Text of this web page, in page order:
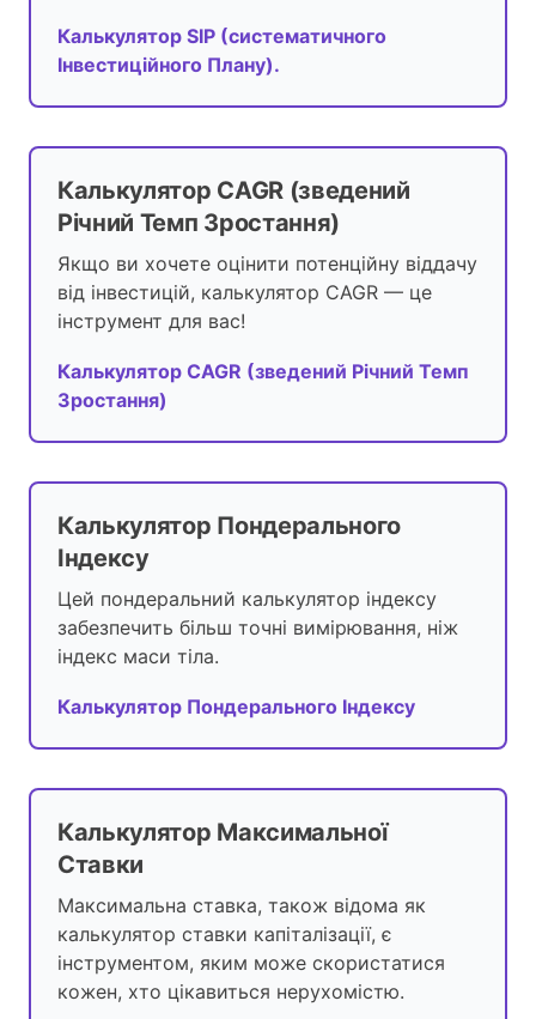
Калькулятор SIP (систематичного
Інвестиційного Плану).
Калькулятор CAGR (зведений
Річний Темп Зростання)
Якщо ви хочете оцінити потенційну віддачу
від інвестицій, калькулятор CAGR — це
інструмент для вас!
Калькулятор CAGR (зведений Річний Темп
Зростання)
Калькулятор Пондерального
Індексу
Цей пондеральний калькулятор індексу
забезпечить більш точні вимірювання, ніж
індекс маси тіла.
Калькулятор Пондерального Індексу
Калькулятор Максимальної
Ставки
Максимальна ставка, також відома як
калькулятор ставки капіталізації, є
інструментом, яким може скористатися
кожен, хто цікавиться нерухомістю.